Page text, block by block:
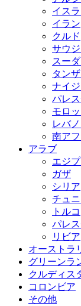
イス
イラン
クルド
サウ
スー
タン
ナイ
パレ
モロッ
レバ
南ア
アラブ
エジプ
ガザ
シリア
チュ
トルコ
パレ
リビア
オーストラ
グリーンラ
クルディス
コロンビア
その他